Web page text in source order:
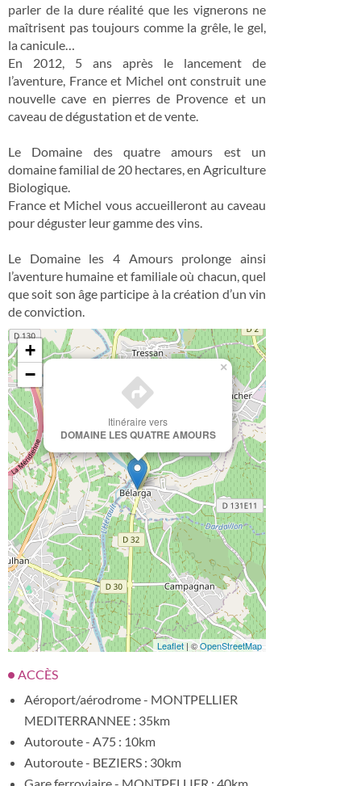
parler de la dure réalité que les vignerons ne
maîtrisent pas toujours comme la grêle, le gel,
la canicule…
En 2012, 5 ans après le lancement de
l’aventure, France et Michel ont construit une
nouvelle cave en pierres de Provence et un
caveau de dégustation et de vente.
Le Domaine des quatre amours est un
domaine familial de 20 hectares, en Agriculture
Biologique.
France et Michel vous accueilleront au caveau
pour déguster leur gamme des vins.
Le Domaine les 4 Amours prolonge ainsi
l’aventure humaine et familiale où chacun, quel
que soit son âge participe à la création d’un vin
de conviction.
Itinéraire vers
DOMAINE LES QUATRE AMOURS
×
+
−
Leaflet| ©OpenStreetMap
ACCÈS
Aéroport/aérodrome - MONTPELLIER
MEDITERRANNEE : 35km
Autoroute - A75 : 10km
Autoroute - BEZIERS : 30km